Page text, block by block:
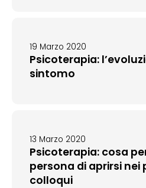
19 Marzo 2020
Psicoterapia:
sintomo
13 Marzo 2020
Psicoterapia: cosa
persona di aprirsi nei
colloqui